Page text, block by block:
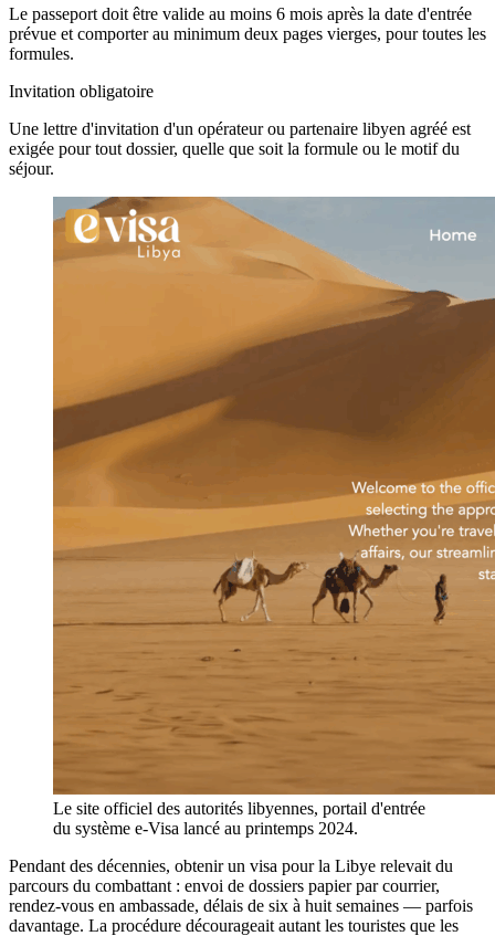
Le passeport doit être valide au moins 6 mois après la date d'entrée
prévue et comporter au minimum deux pages vierges, pour toutes les
formules.
Invitation obligatoire
Une lettre d'invitation d'un opérateur ou partenaire libyen agréé est
exigée pour tout dossier, quelle que soit la formule ou le motif du
séjour.
Le site officiel des autorités libyennes, portail d'entrée
du système e-Visa lancé au printemps 2024.
Pendant des décennies, obtenir un visa pour la Libye relevait du
parcours du combattant : envoi de dossiers papier par courrier,
rendez-vous en ambassade, délais de six à huit semaines — parfois
davantage. La procédure décourageait autant les touristes que les